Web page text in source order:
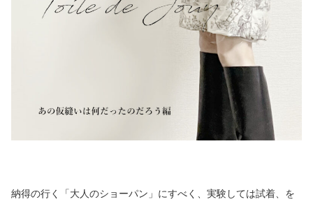
納得の行く「大人のショーパン」にすべく、実験しては試着、を